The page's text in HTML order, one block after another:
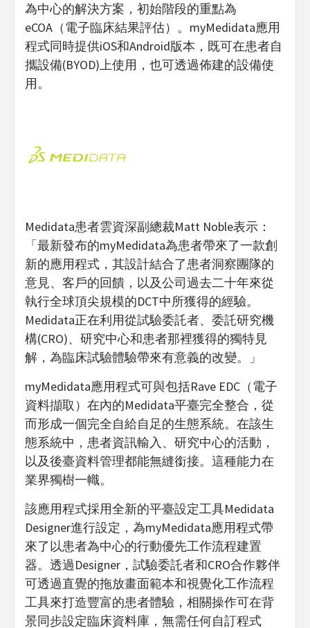
為中心的解決方案，初始階段的重點為
eCOA（電子臨床結果評估）。myMedidata應用
程式同時提供iOS和Android版本，既可在患者自
攜設備(BYOD)上使用，也可透過佈建的設備使
用。
Medidata患者雲資深副總裁Matt Noble表示：
「最新發布的myMedidata為患者帶來了一款創
新的應用程式，其設計結合了患者洞察團隊的
意見、客戶的回饋，以及公司過去二十年來從
執行全球頂尖規模的DCT中所獲得的經驗。
Medidata正在利用從試驗委託者、委託研究機
構(CRO)、研究中心和患者那裡獲得的獨特見
解，為臨床試驗體驗帶來有意義的改變。」
myMedidata應用程式可與包括Rave EDC（電子
資料擷取）在內的Medidata平臺完全整合，從
而形成一個完全自給自足的生態系統。在該生
態系統中，患者資訊輸入、研究中心的活動，
以及後臺資料管理都能無縫銜接。這種能力在
業界獨樹一幟。
該應用程式採用全新的平臺設定工具Medidata
Designer進行設定，為myMedidata應用程式帶
來了以患者為中心的行動優先工作流程建置
器。透過Designer，試驗委託者和CRO合作夥伴
可透過直覺的拖放畫面範本和視覺化工作流程
工具來打造豐富的患者體驗，相關操作可在背
景同步設定臨床資料庫，無需任何自訂程式